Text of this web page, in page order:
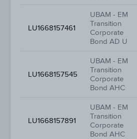
LU1668157461
UBAM - EM
Transition
Corporate
Bond AD U
LU1668157545
UBAM - EM
Transition
Corporate
Bond AHC
LU1668157891
UBAM - EM
Transition
Corporate
Bond AHC